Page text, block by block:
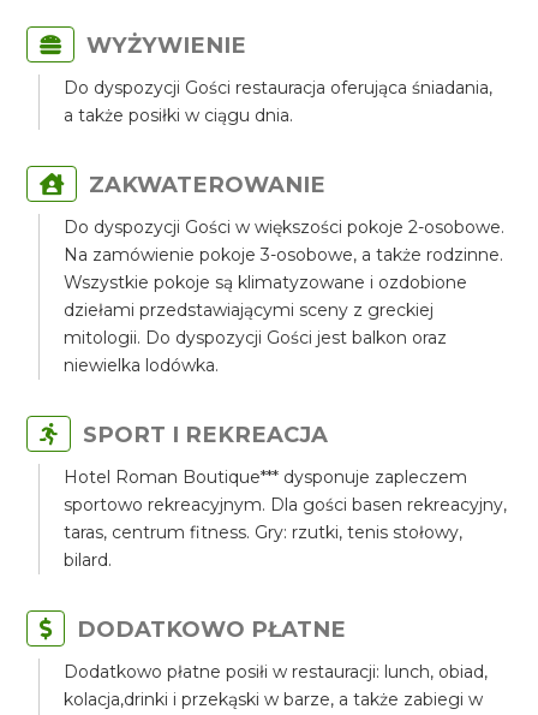
WYŻYWIENIE
Do dyspozycji Gości restauracja oferująca śniadania,
a także posiłki w ciągu dnia.
ZAKWATEROWANIE
Do dyspozycji Gości w większości pokoje 2-osobowe.
Na zamówienie pokoje 3-osobowe, a także rodzinne.
Wszystkie pokoje są klimatyzowane i ozdobione
dziełami przedstawiającymi sceny z greckiej
mitologii. Do dyspozycji Gości jest balkon oraz
niewielka lodówka.
SPORT I REKREACJA
Hotel Roman Boutique*** dysponuje zapleczem
sportowo rekreacyjnym. Dla gości basen rekreacyjny,
taras, centrum fitness. Gry: rzutki, tenis stołowy,
bilard.
DODATKOWO PŁATNE
Dodatkowo płatne posiłi w restauracji: lunch, obiad,
kolacja,drinki i przekąski w barze, a także zabiegi w